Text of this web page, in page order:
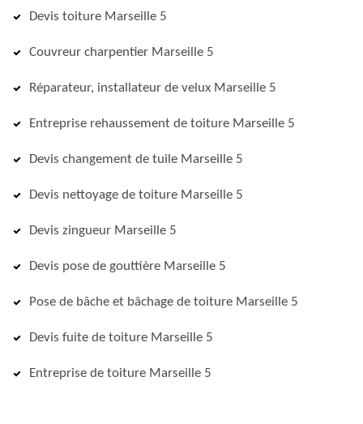
Devis toiture Marseille 5
Couvreur charpentier Marseille 5
Réparateur, installateur de velux Marseille 5
Entreprise rehaussement de toiture Marseille 5
Devis changement de tuile Marseille 5
Devis nettoyage de toiture Marseille 5
Devis zingueur Marseille 5
Devis pose de gouttière Marseille 5
Pose de bâche et bâchage de toiture Marseille 5
Devis fuite de toiture Marseille 5
Entreprise de toiture Marseille 5